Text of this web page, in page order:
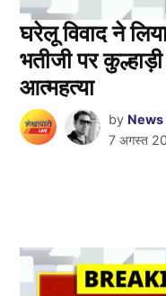
घरेलू विवाद ने
भतीजी पर
आत्महत्या
by News
7 अगस्त